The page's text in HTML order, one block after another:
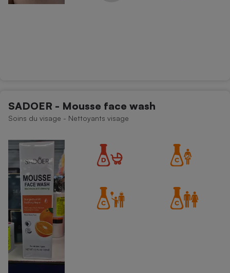
SADOER - Mousse face wash
Soins du visage - Nettoyants visage